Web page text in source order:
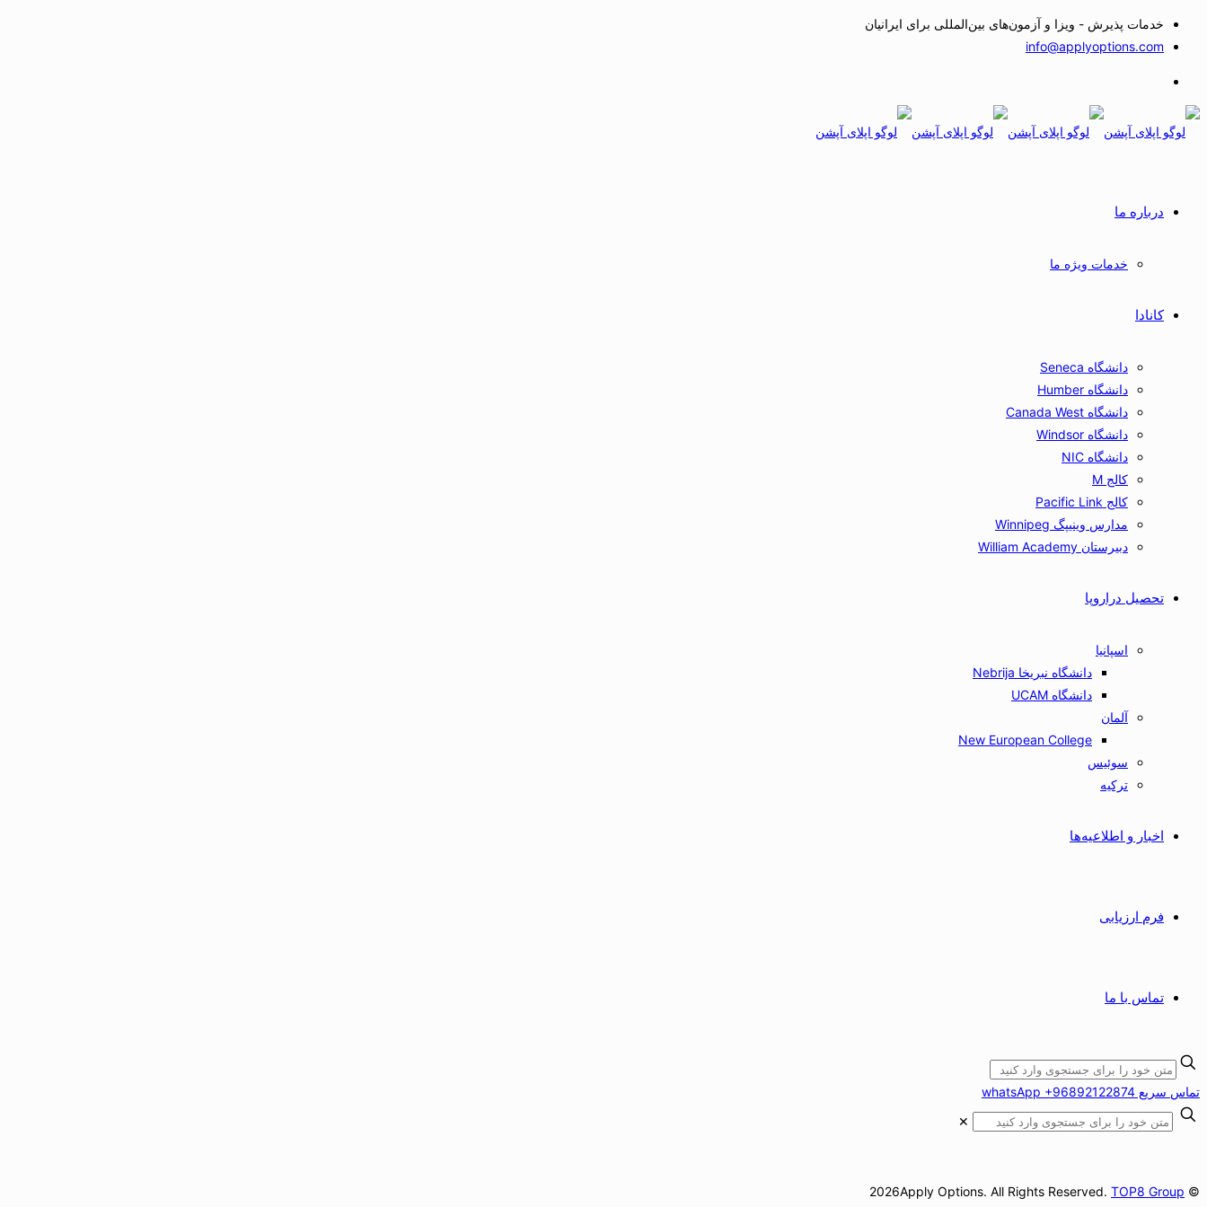
خدمات پذیرش - ویزا و آزمون‌های بین‌المللی برای ایرانیان
info@applyoptions.com
درباره ما
خدمات ویژه ما
کانادا
دانشگاه Seneca
دانشگاه Humber
دانشگاه Canada West
دانشگاه Windsor
دانشگاه NIC
کالج M
کالج Pacific Link
مدارس وینیپگ Winnipeg
دبیرستان William Academy
تحصیل دراروپا
اسپانیا
دانشگاه نبریخا Nebrija
دانشگاه UCAM
آلمان
New European College
سوئیس
ترکیه
اخبار و اطلاعیه‌ها
فرم ارزیابی
تماس با ما
تماس سریع whatsApp +96892122874
✕
© 2026Apply Options. All Rights Reserved.
TOP8 Group